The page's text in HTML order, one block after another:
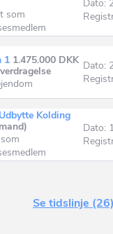
som
Dato:
1 1.475.000 DKK Dato:
Kolding
Dato:
Se tidslinje (26)